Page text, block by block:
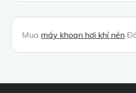
Mua máy khoan hơi khí nén